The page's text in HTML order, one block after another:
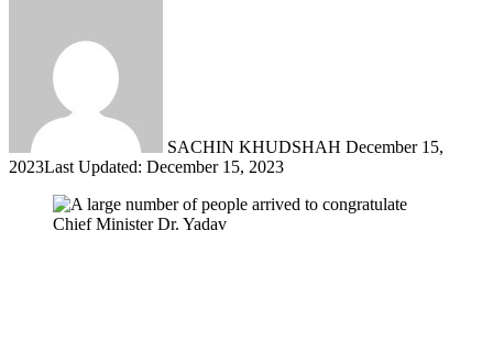
SACHIN KHUDSHAH December 15,
2023Last Updated: December 15, 2023